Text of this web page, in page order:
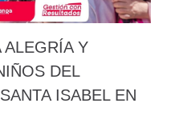
ALEGRÍA Y
DEL
ISABEL EN